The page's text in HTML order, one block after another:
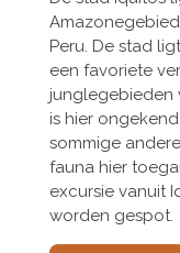
Peru. De stad
een favoriete
junglegebieden
is hier
sommige
fauna hier
excursie vanuit
worden gespot.